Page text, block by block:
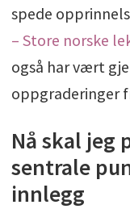
spede
– Store norske
også har vært
oppgraderinger
Nå skal jeg
sentrale
innlegg